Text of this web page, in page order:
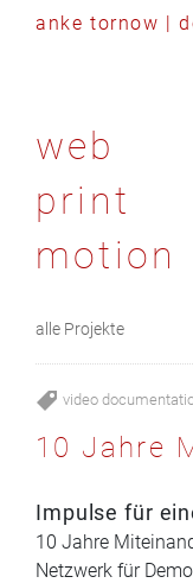
anke tornow |
web
print
motion
alle Projekte
video
10 Jahre
Impulse für
10 Jahre
Netzwerk für